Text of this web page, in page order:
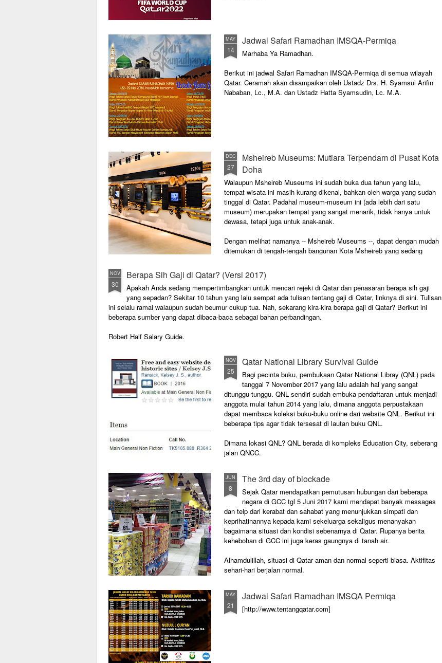
MAY
14
Jadwal Safari Ramadhan IMSQA-Permiqa
Marhaba Ya Ramadhan.
Berikut ini jadwal Safari Ramadhan IMSQA-Permiqa di semua wilayah
Qatar. Ceramah akan disampaikan oleh Ustadz Drs. H. Syamsul Arifin
Nababan, Lc., M.A. dan Ustadz Hatta Syamsudin, Lc. M.A.
DEC
27
Msheireb Museums: Mutiara Terpendam di Pusat Kota
Doha
Walaupun Msheireb Museums ini sudah buka dua tahun yang lalu,
tempat wisata ini masih kurang dikenal, bahkan oleh warga yang sudah
tinggal di Qatar. Padahal museum-museum ini (ada lebih dari satu
museum) merupakan tempat yang sangat menarik, tidak hanya untuk
dewasa, tetapi juga untuk anak-anak.
Dengan melihat namanya -- Msheireb Museums --, dapat dengan mudah
ditemukan di tengah-tengah bangunan Kota Msheireb yang sedang
NOV
30
Berapa Sih Gaji di Qatar? (Versi 2017)
Apakah Anda sedang mempertimbangkan untuk mencari rejeki di Qatar dan penasaran berapa sih gaji
yang sepadan? Sekitar 10 tahun yang lalu sempat ada tulisan tentang gaji di Qatar, linknya di sini. Tulisan
ini selalu ramai walaupun sudah beumur cukup tua. Nah, sekarang kira-kira berapa gaji di Qatar? Berikut ini
beberapa sumber yang dapat dibaca-baca sebagai bahan perbandingan.
Robert Half Salary Guide.
NOV
25
Qatar National Library Survival Guide
Bagi pecinta buku, pembukaan Qatar National Libray (QNL) pada
tanggal 7 November 2017 yang lalu adalah hal yang sangat
ditunggu-tunggu. QNL sendiri sudah embuka pendaftaran untuk menjadi
anggota mulai tahun 2014 yang lalu, dimana anggota perpustakaan
dapat membaca koleksi buku-buku online dari website QNL. Berikut ini
beberapa tips agar tidak tersesat di lautan buku QNL.
Dimana lokasi QNL? QNL berada di kompleks Education City, seberang
jalan QNCC.
JUN
8
The 3rd day of blockade
Sejak Qatar mendapatkan pemutusan hubungan dari beberapa
negara di GCC tgl 5 Juni 2017 kami mendapat banyak messages
dan telp dari kerabat dan sahabat yang menunjukkan simpati dan
keprihatinannya kepada kami sekeluarga sekaligus menanyakan
bagaimana situasi dan kondisi sebenarnya di Qatar. Rupanya berita
kehebohan di GCC ini juga keras gaungnya di tanah air.
Alhamdulillah, situasi di Qatar aman dan normal seperti biasa. Aktifitas
sehari-hari berjalan normal.
MAY
21
Jadwal Safari Ramadhan IMSQA Permiqa
[http://www.tentangqatar.com]